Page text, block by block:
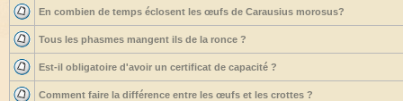
En combien de temps éclosent les œufs de Carausius morosus?
Tous les phasmes mangent ils de la ronce ?
Est-il obligatoire d'avoir un certificat de capacité ?
Comment faire la différence entre les œufs et les crottes ?